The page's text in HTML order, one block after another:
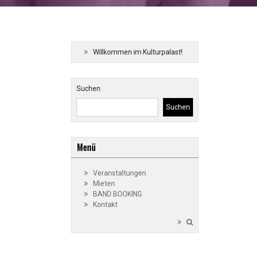
Willkommen im Kulturpalast!
Suchen
Suchen
Menü
Veranstaltungen
Mieten
BAND BOOKING
Kontakt